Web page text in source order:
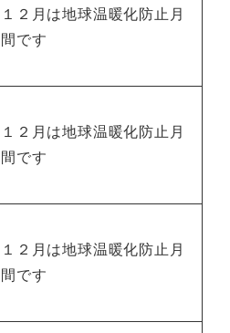
１２月は地球温暖化防止月
間です
１２月は地球温暖化防止月
間です
１２月は地球温暖化防止月
間です